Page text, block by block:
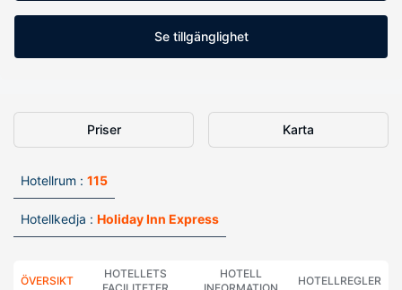
Se tillgänglighet
Priser Karta
Hotellrum : 115
Hotellkedja : Holiday Inn Express
ÖVERSIKT
HOTELLETS
HOTELL
HOTELLREGLER